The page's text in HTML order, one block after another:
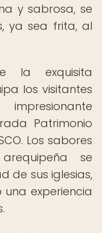
y sabrosa, se
ya sea frita, al
la exquisita
los visitantes
Patrimonio
Los sabores
se
de sus iglesias,
experiencia